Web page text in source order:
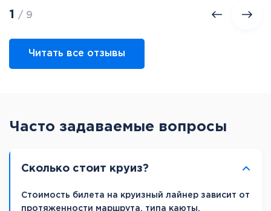
1 / 9
Читать все отзывы
Часто задаваемые вопросы
Сколько стоит круиз?
Стоимость билета на круизный лайнер зависит от
протяженности маршрута, типа каюты,